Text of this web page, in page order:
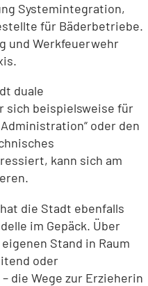
Systemintegration,
für Bäderbetriebe.
und Werkfeuerwehr
duale
sich beispielsweise für
oder den
kann sich am
die Stadt ebenfalls
im Gepäck. Über
Stand in Raum
oder
die Wege zur Erzieherin